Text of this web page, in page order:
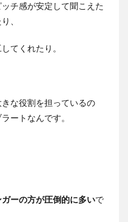
チ感が安定して聞こえた
、
てくれたり。
な役割を担っているの
ートなんです。
ーの方が圧倒的に多いで